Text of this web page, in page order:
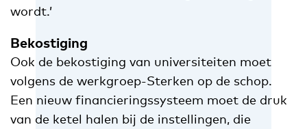
wordt.’
Bekostiging
Ook de bekostiging van universiteiten moet
volgens de werkgroep-Sterken op de schop.
Een nieuw financieringssysteem moet de druk
van de ketel halen bij de instellingen, die